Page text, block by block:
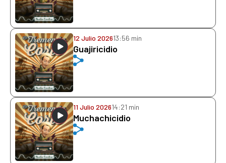
12 Julio 202613:56 min
Guajiricidio
11 Julio 202614:21 min
Muchachicidio